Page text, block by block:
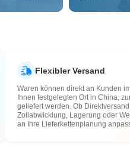
Anpassung
Flexibler Versand
Waren können direkt an Kunden
Ihnen festgelegten Ort in China,
geliefert werden. Ob
Zollabwicklung, Lagerung oder
an Ihre Lieferkettenplanung